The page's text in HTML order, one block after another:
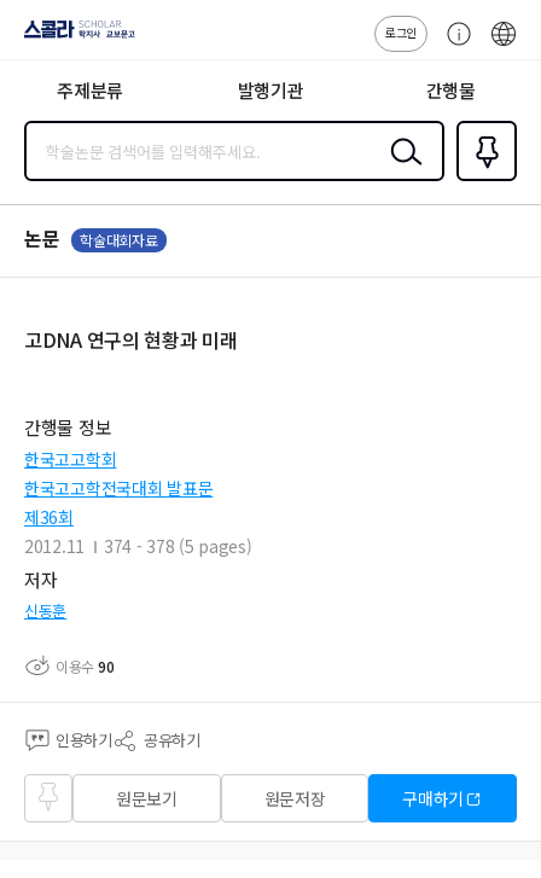
지사·교보문고
로그인
센
주제분류 발행기관 간행물
검색
즐겨찾
기0
논문 학술대회자료
고DNA 연구의 현황과 미래
간행물 정보
한국고고학회
한국고고학전국대회 발표문
제36회
2012.11
374 - 378 (5 pages)
저자
신동훈
이용수90
인용하기 공유하기
즐겨
찾기
원문보기 원문저장 구매하기